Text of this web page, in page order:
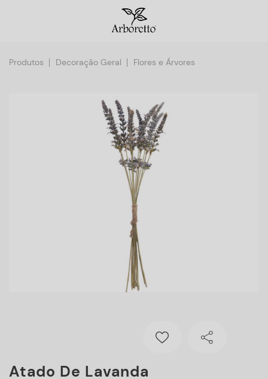
Produtos Decoração Geral Flores e Árvores
Atado De Lavanda